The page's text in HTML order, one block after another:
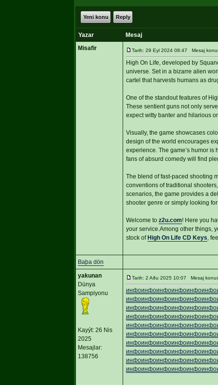
Yeni konu Reply
Yazar
Mesaj
Misafir
Tarih: 29 Eyl 2024 08:47 Mesaj
High On Life, developed by
universe. Set in a bizarre alien
cartel that harvests humans as
One of the standout features of
These sentient guns not only
expect witty banter and hilarious
Visually, the game showcases
design of the world encourages
experience. The game’s humor is
fans of absurd comedy will find
The blend of fast-paced shooting
conventions of traditional
scenarios, the game provides a
shooter genre or simply looking
Welcome to z2u.com! Here you
your service.Among other things,
stock ofHigh On Life CD Keys,
Baþa dön
yakunan
Dünya
Sampiyonu
Kayýt: 26 Nis
2025
Mesajlar:
138756
Tarih: 2 Aðu 2025 10:07 Mesaj
инфоинфоинфоинфоинфоинфо
инфоинфоинфоинфоинфоинфо
инфоинфоинфоинфоинфоинфо
инфоинфоинфоинфоинфоинфо
инфоинфоинфоинфоинфоинфо
инфоинфоинфоинфоинфоинфо
инфоинфоинфоинфоинфоинфо
инфоинфоинфоинфоинфоинфо
инфоинфоинфоинфоинфоинфо
инфоинфоинфоинфоинфоинфо